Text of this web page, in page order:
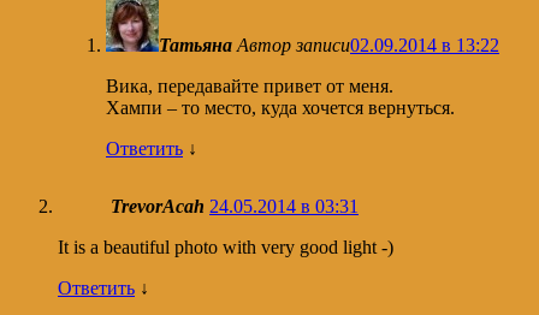
Татьяна Автор записи02.09.2014 в 13:22
Вика, передавайте привет от меня.
Хампи – то место, куда хочется вернуться.
Ответить ↓
TrevorAcah 24.05.2014 в 03:31
It is a beautiful photo with very good light -)
Ответить ↓